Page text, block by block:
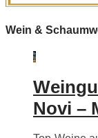
Wein &
Novi –